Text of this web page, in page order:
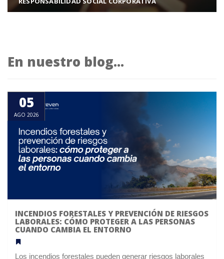
En nuestro blog...
05
AGO 2026
INCENDIOS FORESTALES Y PREVENCIÓN DE RIESGOS
LABORALES: CÓMO PROTEGER A LAS PERSONAS
CUANDO CAMBIA EL ENTORNO
Los incendios forestales pueden generar riesgos laborales